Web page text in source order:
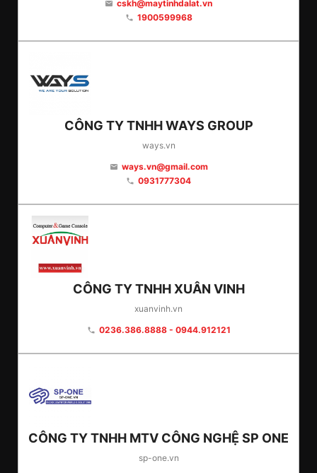
email cskh@maytinhdalat.vn
phone 1900599968
CÔNG TY TNHH WAYS GROUP
ways.vn
email ways.vn@gmail.com
phone 0931777304
CÔNG TY TNHH XUÂN VINH
xuanvinh.vn
phone 0236.386.8888 - 0944.912121
CÔNG TY TNHH MTV CÔNG NGHỆ SP ONE
sp-one.vn